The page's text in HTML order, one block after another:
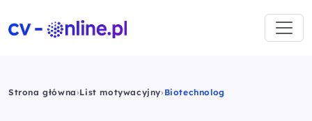
Strona główna›List motywacyjny› Biotechnolog